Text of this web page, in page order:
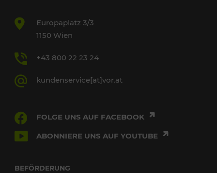
Europaplatz 3/3
1150 Wien
+43 800 22 23 24
kundenservice[at]vor.at
FOLGE UNS AUF FACEBOOK
ABONNIERE UNS AUF YOUTUBE
BEFÖRDERUNG